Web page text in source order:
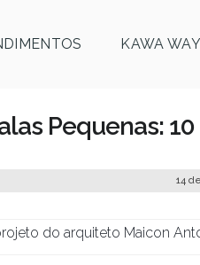
KAWA WAY
Pequenas:
14
do arquiteto Maicon